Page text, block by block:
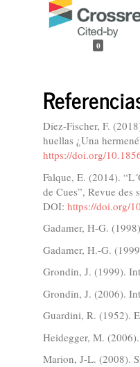
0
Díez-Fischer, F.
huellas ¿Una
https://doi.org/
Falque, E. (2014).
de Cues”, Revue
DOI:https://doi.org/
Gadamer, H-G.
Gadamer, H.-G.
Grondin, J. (1999).
Grondin, J. (2006).
Guardini, R. (1952).
Heidegger, M.
Marion, J-L. (2008).